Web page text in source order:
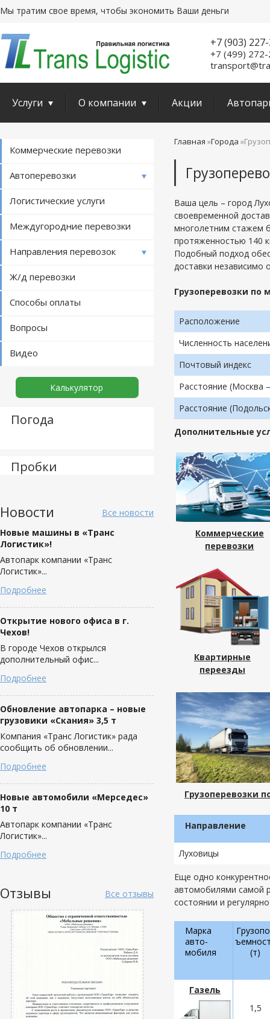
Мы тратим свое время, чтобы экономить Ваши деньги
+7 (903)
+7 (499)
Услуги О компании Акции
Коммерческие перевозки
Автоперевозки
Логистические услуги
Междугородние перевозки
Направления перевозок
Ж/д перевозки
Способы оплаты
Вопросы
Видео
Калькулятор
Погода
Пробки
Все новости
Новости
Новые машины в «Транс
Логистик»!
Автопарк компании «Транс
Логистик»...
Подробнее
Открытие нового офиса в г.
Чехов!
В городе Чехов открылся
дополнительный офис...
Подробнее
Обновление автопарка – новые
грузовики «Скания» 3,5 т
Компания «Транс Логистик» рада
сообщить об обновлении...
Подробнее
Новые автомобили «Мерседес»
10 т
Автопарк компании «Транс
Логистик»...
Подробнее
Все отзывы
Отзывы
Главная Города
Ваша цель – город
своевременной
многолетним стажем
протяженностью 140
Подобный подход
доставки независимо
Грузоперевозки по
Расположение
Численность
Почтовый индекс
Расстояние (Москва
Расстояние
Дополнительные
Коммерческие
перевозки
Квартирные
переезды
Грузоперевозки
Направление
Луховицы
Еще одно
автомобилями самой
состоянии и
Марка
авто-
мобиля
(т)
Газель
1,5